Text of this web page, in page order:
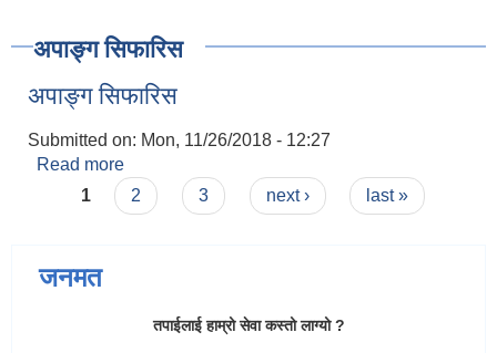
अपाङ्ग सिफारिस
अपाङ्ग सिफारिस
Submitted on: Mon, 11/26/2018 - 12:27
Read more
Pages
1 2 3 next › last »
जनमत
तपाईलाई हाम्रो सेवा कस्तो लाग्यो ?